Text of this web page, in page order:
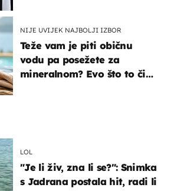
LOL
"Je li živ, zna li se?": Snimka
s Jadrana postala hit, radi li
NIJE UVIJEK NAJBOLJI IZBOR
Teže vam je piti običnu
vodu pa posežete za
mineralnom? Evo što to čini